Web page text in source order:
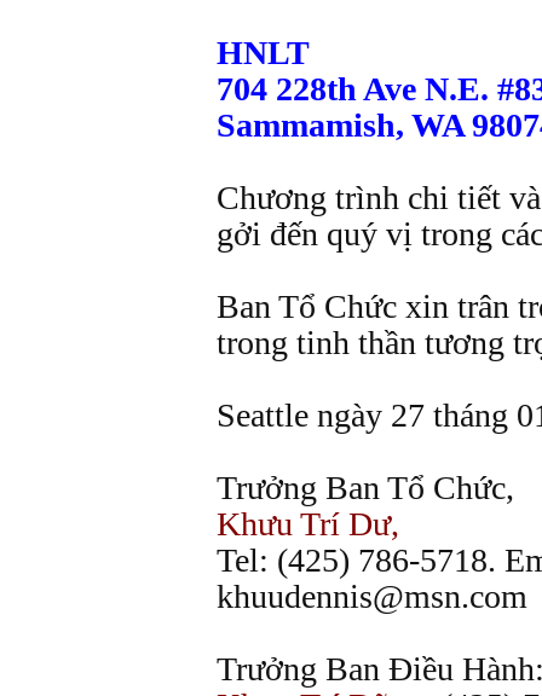
HNLT
704 228th Ave N.E.
Sammamish, WA
Chương trình chi tiết
gởi đến quý vị trong
Ban Tổ Chức xin trân
trong tinh thần tương
Seattle ngày 27 tháng
Trưởng Ban Tổ Chức,
Khưu Trí Dư,
Tel: (425) 786-5718.
khuudennis@msn.com
Trưởng Ban Điều